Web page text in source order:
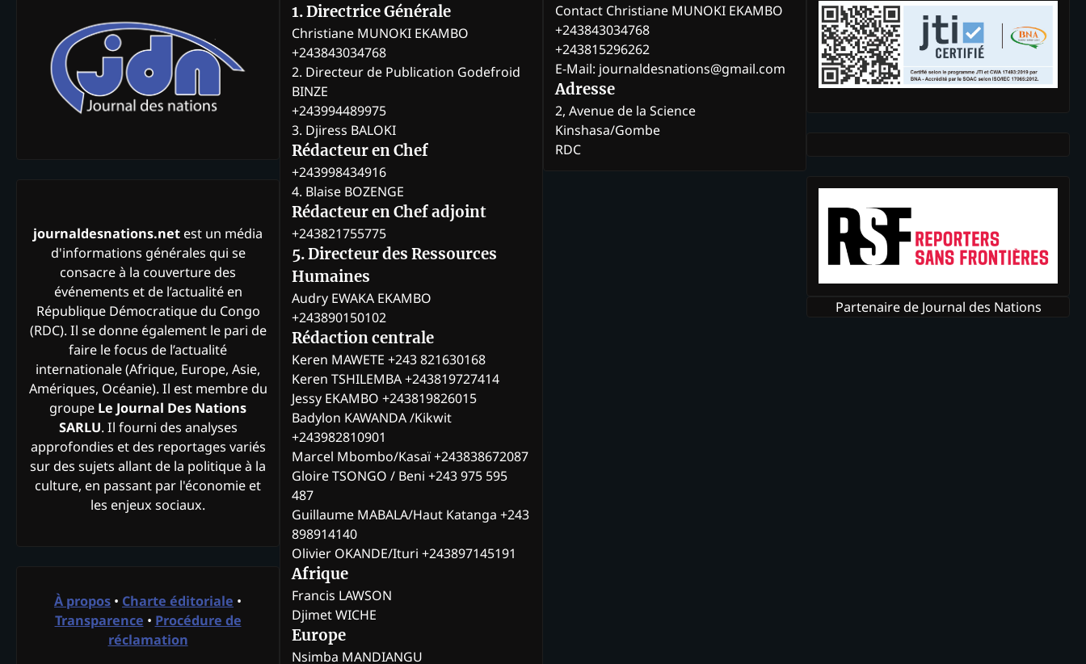
journaldesnations.net est un média
d'informations générales qui se
consacre à la couverture des
événements et de l’actualité en
République Démocratique du Congo
(RDC). Il se donne également le pari de
faire le focus de l’actualité
internationale (Afrique, Europe, Asie,
Amériques, Océanie). Il est membre du
groupe Le Journal Des Nations
SARLU. Il fourni des analyses
approfondies et des reportages variés
sur des sujets allant de la politique à la
culture, en passant par l'économie et
les enjeux sociaux.
À propos • Charte éditoriale •
Transparence • Procédure de
réclamation
1. Directrice Générale
Christiane MUNOKI EKAMBO
+243843034768
2. Directeur de Publication Godefroid
BINZE
+243994489975
3. Djiress BALOKI
Rédacteur en Chef
+243998434916
4. Blaise BOZENGE
Rédacteur en Chef adjoint
+243821755775
5. Directeur des Ressources
Humaines
Audry EWAKA EKAMBO
+243890150102
Rédaction centrale
Keren MAWETE +243 821630168
Keren TSHILEMBA +243819727414
Jessy EKAMBO +243819826015
Badylon KAWANDA /Kikwit
+243982810901
Marcel Mbombo/Kasaï +243838672087
Gloire TSONGO / Beni +243 975 595
487
Guillaume MABALA/Haut Katanga +243
898914140
Olivier OKANDE/Ituri +243897145191
Afrique
Francis LAWSON
Djimet WICHE
Europe
Nsimba MANDIANGU
Contact Christiane MUNOKI EKAMBO
+243843034768
+243815296262
E-Mail: journaldesnations@gmail.com
Adresse
2, Avenue de la Science
Kinshasa/Gombe
RDC
Partenaire de Journal des Nations